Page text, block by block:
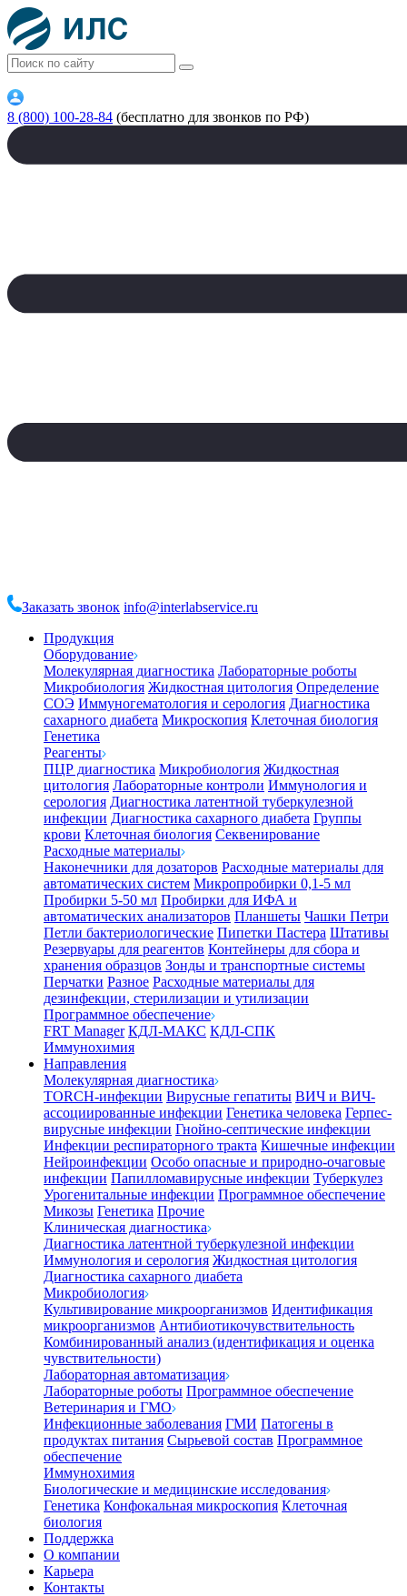
8 (800) 100-28-84 (бесплатно для звонков по РФ)
Заказать звонок info@interlabservice.ru
Продукция
Оборудование
Молекулярная диагностика Лабораторные роботы
Микробиология Жидкостная цитология Определение
СОЭ Иммуногематология и серология Диагностика
сахарного диабета Микроскопия Клеточная биология
Генетика
Реагенты
ПЦР диагностика Микробиология Жидкостная
цитология Лабораторные контроли Иммунология и
серология Диагностика латентной туберкулезной
инфекции Диагностика сахарного диабета Группы
крови Клеточная биология Секвенирование
Расходные материалы
Наконечники для дозаторов Расходные материалы для
автоматических систем Микропробирки 0,1-5 мл
Пробирки 5-50 мл Пробирки для ИФА и
автоматических анализаторов Планшеты Чашки Петри
Петли бактериологические Пипетки Пастера Штативы
Резервуары для реагентов Контейнеры для сбора и
хранения образцов Зонды и транспортные системы
Перчатки Разное Расходные материалы для
дезинфекции, стерилизации и утилизации
Программное обеспечение
FRT Manager КДЛ-МАКС КДЛ-СПК
Иммунохимия
Направления
Молекулярная диагностика
TORCH-инфекции Вирусные гепатиты ВИЧ и ВИЧ-
ассоциированные инфекции Генетика человека Герпес-
вирусные инфекции Гнойно-септические инфекции
Инфекции респираторного тракта Кишечные инфекции
Нейроинфекции Особо опасные и природно-очаговые
инфекции Папилломавирусные инфекции Туберкулез
Урогенитальные инфекции Программное обеспечение
Микозы Генетика Прочие
Клиническая диагностика
Диагностика латентной туберкулезной инфекции
Иммунология и серология Жидкостная цитология
Диагностика сахарного диабета
Микробиология
Культивирование микроорганизмов Идентификация
микроорганизмов Антибиотикочувствительность
Комбинированный анализ (идентификация и оценка
чувствительности)
Лабораторная автоматизация
Лабораторные роботы Программное обеспечение
Ветеринария и ГМО
Инфекционные заболевания ГМИ Патогены в
продуктах питания Сырьевой состав Программное
обеспечение
Иммунохимия
Биологические и медицинские исследования
Генетика Конфокальная микроскопия Клеточная
биология
Поддержка
О компании
Карьера
Контакты